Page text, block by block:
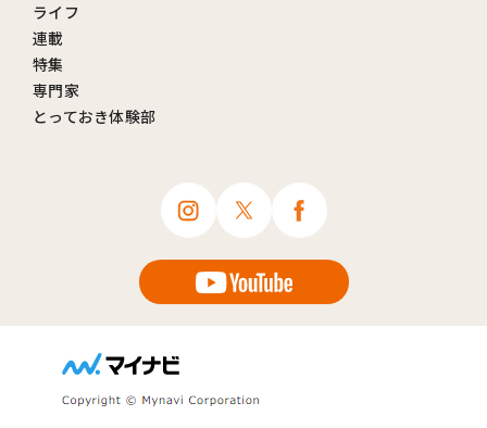
ライフ
連載
特集
専門家
とっておき体験部